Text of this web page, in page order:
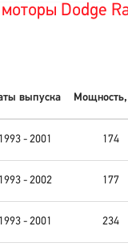
Dodge
выпуска
1993 - 2001 174
1993 - 2002 177
1993 - 2001 234